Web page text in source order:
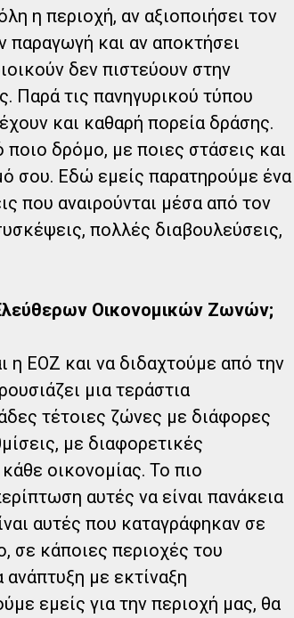
η περιοχή, αν αξιοποιήσει τον
παραγωγή και αν αποκτήσει
δεν πιστεύουν στην
Παρά τις πανηγυρικού τύπου
και καθαρή πορεία δράσης.
δρόμο, με ποιες στάσεις και
σου. Εδώ εμείς παρατηρούμε ένα
που αναιρούνται μέσα από τον
πολλές διαβουλεύσεις,
Οικονομικών Ζωνών;
η ΕΟΖ και να διδαχτούμε από την
μια τεράστια
τέτοιες ζώνες με διάφορες
με διαφορετικές
οικονομίας. Το πιο
αυτές να είναι πανάκεια
αυτές που καταγράφηκαν σε
σε κάποιες περιοχές του
με εκτίναξη
εμείς για την περιοχή μας, θα